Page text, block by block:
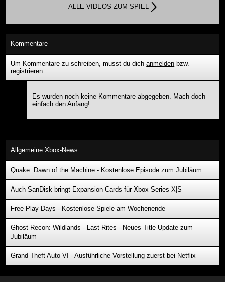
ALLE VIDEOS ZUM SPIEL
Kommentare
Um Kommentare zu schreiben, musst du dichanmelden bzw.
registrieren.
Es wurden noch keine Kommentare abgegeben. Mach doch
einfach den Anfang!
Allgemeine Xbox-News
Quake: Dawn of the Machine - Kostenlose Episode zum Jubiläum
Auch SanDisk bringt Expansion Cards für Xbox Series X|S
Free Play Days - Kostenlose Spiele am Wochenende
Ghost Recon: Wildlands - Last Rites - Neues Title Update zum
Jubiläum
Grand Theft Auto VI - Ausführliche Vorstellung zuerst bei Netflix